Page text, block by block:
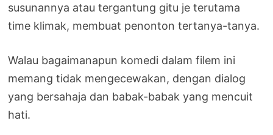
susunannya atau tergantung gitu je terutama
time klimak, membuat penonton tertanya-tanya.
Walau bagaimanapun komedi dalam filem ini
memang tidak mengecewakan, dengan dialog
yang bersahaja dan babak-babak yang mencuit
hati.